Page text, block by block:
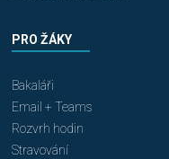
PRO ŽÁKY
Bakaláři
Email + Teams
Rozvrh hodin
Stravování